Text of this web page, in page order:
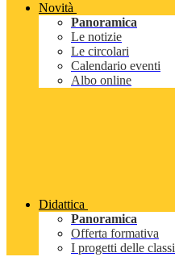
Novità
Panoramica
Le notizie
Le circolari
Calendario eventi
Albo online
Didattica
Panoramica
Offerta formativa
I progetti delle classi